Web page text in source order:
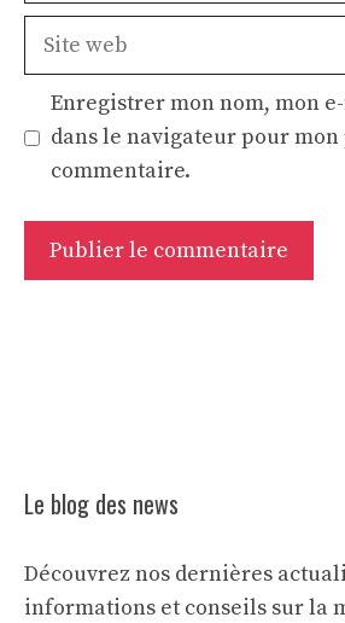
Site
Enregistrer mon nom, mon
dans le navigateur pour
commentaire.
Le blog des news
Découvrez nos dernières
informations et conseils sur la